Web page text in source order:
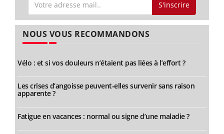
S'inscrire
NOUS VOUS RECOMMANDONS
Vélo : et si vos douleurs n’étaient pas liées à l’effort ?
Les crises d’angoisse peuvent-elles survenir sans raison
apparente ?
Fatigue en vacances : normal ou signe d’une maladie ?